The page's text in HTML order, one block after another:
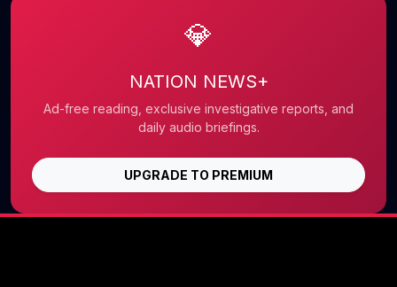
💎
NATION NEWS+
Ad-free reading, exclusive investigative reports, and
daily audio briefings.
UPGRADE TO PREMIUM